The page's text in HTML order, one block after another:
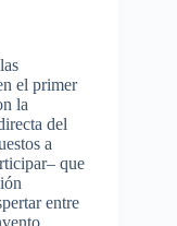
las
el primer
la
del
a
– que
entre